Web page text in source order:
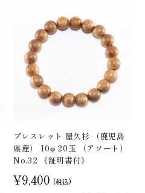
ブレスレット 屋久杉 （鹿児島
県産） 10φ 20玉 （アソート）
No.32 《証明書付》
¥9,400 (税込)